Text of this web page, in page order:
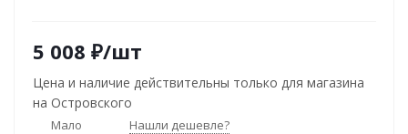
5 008 ₽/шт
Цена и наличие действительны только для магазина
на Островского
Мало Нашли дешевле?